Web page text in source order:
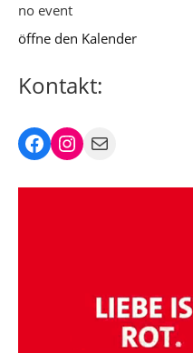
no event
öffne den Kalender
Kontakt:
Facebook
Instagram
Mail